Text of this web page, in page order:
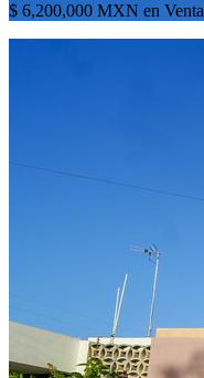
$ 6,200,000 MXN en Venta